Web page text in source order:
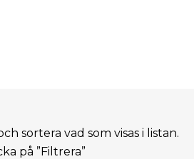
sortera vad som visas i listan.
på ”Filtrera”